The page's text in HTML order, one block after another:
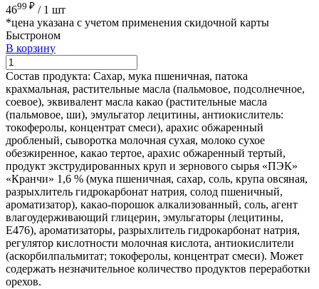
4699 ₽ / 1 шт
*цена указана с учетом применения скидочной карты
Быстроном
В корзину
Состав продукта: Сахар, мука пшеничная, патока
крахмальная, растительные масла (пальмовое, подсолнечное,
соевое), эквивалент масла какао (растительные масла
(пальмовое, ши), эмульгатор лецитины, антиокислитель:
токоферолы, концентрат смеси), арахис обжаренный
дробленый, сыворотка молочная сухая, молоко сухое
обезжиренное, какао тертое, арахис обжаренный тертый,
продукт экструдированных круп и зернового сырья «ПЭК»
«Кранчи» 1,6 % (мука пшеничная, сахар, соль, крупа овсяная,
разрыхлитель гидрокарбонат натрия, солод пшеничный,
ароматизатор), какао-порошок алкализованный, соль, агент
влагоудерживающий глицерин, эмульгаторы (лецитины,
Е476), ароматизаторы, разрыхлитель гидрокарбонат натрия,
регулятор кислотности молочная кислота, антиокислители
(аскорбилпальмитат; токоферолы, концентрат смеси). Может
содержать незначительное количество продуктов переработки
орехов.